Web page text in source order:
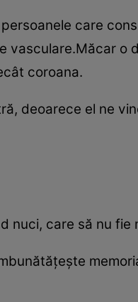
care
vasculare.Măcar o
coroana.
deoarece el ne
nuci, care să nu